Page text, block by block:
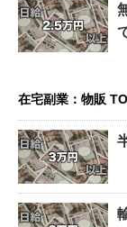
在宅副業：物販